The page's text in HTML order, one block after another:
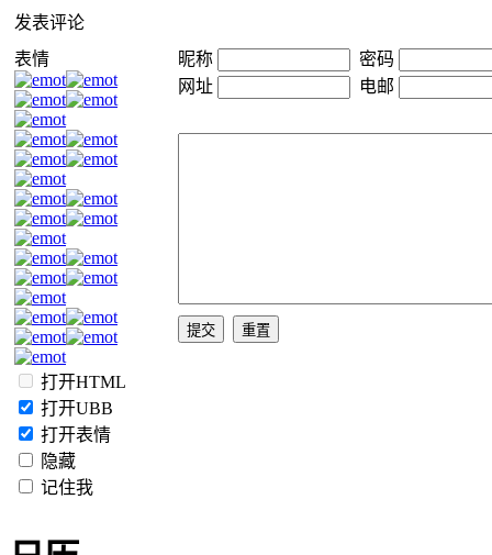
发表评论
表情
打开HTML
打开UBB
打开表情
隐藏
记住我
昵称
密码
网址
电邮